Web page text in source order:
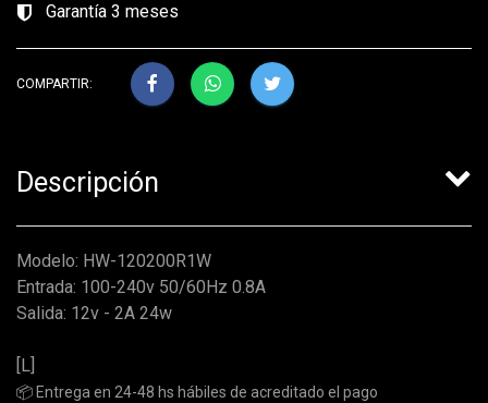
Garantía 3 meses
COMPARTIR:
Descripción
Modelo: HW-120200R1W
Entrada: 100-240v 50/60Hz 0.8A
Salida: 12v - 2A 24w
[L]
📦 Entrega en 24-48 hs hábiles de acreditado el pago